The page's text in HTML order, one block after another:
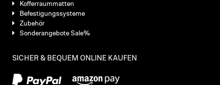
Kofferraummatten
Befestigungssysteme
Zubehör
Sonderangebote Sale%
SICHER & BEQUEM ONLINE KAUFEN